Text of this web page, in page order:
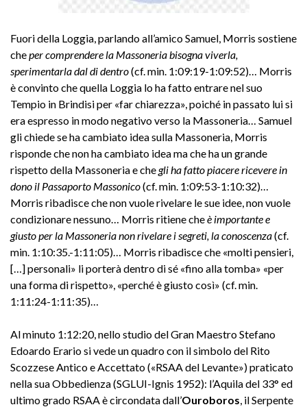
Fuori della Loggia, parlando all’amico Samuel, Morris sostiene
cheper comprendere la Massoneria bisogna viverla,
sperimentarla dal di dentro(cf. min. 1:09:19-1:09:52)… Morris
è convinto che quella Loggia lo ha fatto entrare nel suo
Tempio in Brindisi per «far chiarezza», poiché in passato lui si
era espresso in modo negativo verso la Massoneria… Samuel
gli chiede se ha cambiato idea sulla Massoneria, Morris
risponde che non ha cambiato idea ma che ha un grande
rispetto della Massoneria e chegli ha fatto piacere ricevere in
dono il Passaporto Massonico(cf. min. 1:09:53-1:10:32)…
Morris ribadisce che non vuole rivelare le sue idee, non vuole
condizionare nessuno… Morris ritiene cheè importante e
giusto per la Massoneria non rivelare i segreti, la conoscenza(cf.
min. 1:10:35.-1:11:05)… Morris ribadisce che «molti pensieri,
[…] personali» li porterà dentro di sé «fino alla tomba» «per
una forma di rispetto», «perché è giusto così» (cf. min.
1:11:24-1:11:35)…
Al minuto 1:12:20, nello studio del Gran Maestro Stefano
Edoardo Erario si vede un quadro con il simbolo del Rito
Scozzese Antico e Accettato («RSAA del Levante») praticato
nella sua Obbedienza (SGLUI-Ignis 1952): l’Aquila del 33° ed
ultimo grado RSAA è circondata dall’Ouroboros , il Serpente